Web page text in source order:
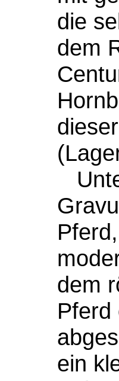
die
dem
dem
Pferd
ein